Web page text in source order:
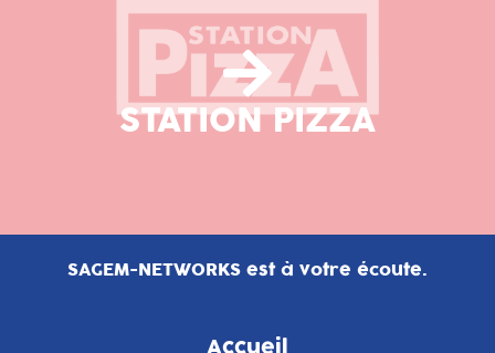
STATION PIZZA
SAGEM-NETWORKS est à votre écoute.